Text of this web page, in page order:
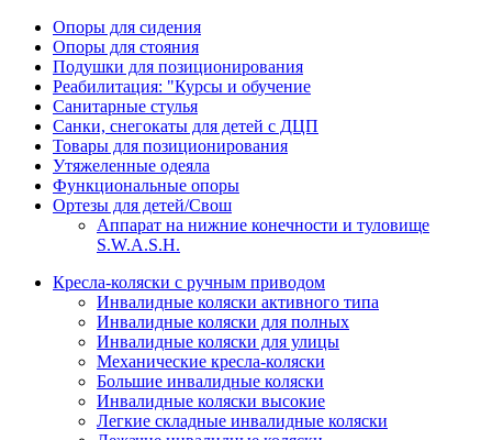
Опоры для сидения
Опоры для стояния
Подушки для позиционирования
Реабилитация: "Курсы и обучение
Санитарные стулья
Санки, снегокаты для детей с ДЦП
Товары для позиционирования
Утяжеленные одеяла
Функциональные опоры
Ортезы для детей/Свош
Аппарат на нижние конечности и туловище
S.W.A.S.H.
Кресла-коляски с ручным приводом
Инвалидные коляски активного типа
Инвалидные коляски для полных
Инвалидные коляски для улицы
Механические кресла-коляски
Большие инвалидные коляски
Инвалидные коляски высокие
Легкие складные инвалидные коляски